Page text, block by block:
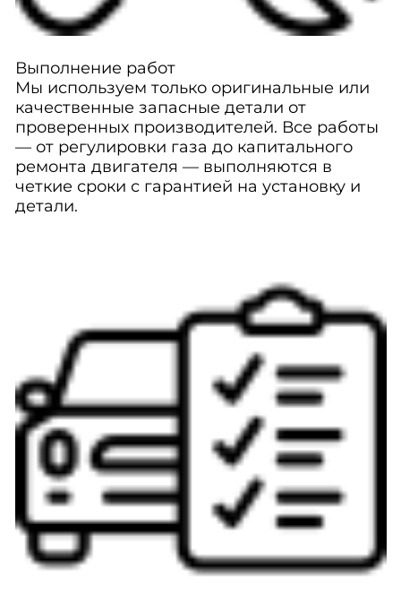
Выполнение работ
Мы используем только оригинальные или
качественные запасные детали от
проверенных производителей. Все работы
— от регулировки газа до капитального
ремонта двигателя — выполняются в
четкие сроки с гарантией на установку и
детали.